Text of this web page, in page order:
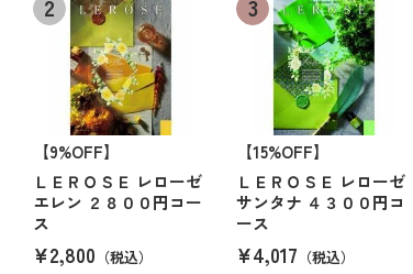
【9%OFF】
ＬＥＲＯＳＥ レローゼ
エレン ２８００円コー
ス
¥2,800 （税込）
【15%OFF】
ＬＥＲＯＳＥ レローゼ
サンタナ ４３００円コ
ース
¥4,017 （税込）